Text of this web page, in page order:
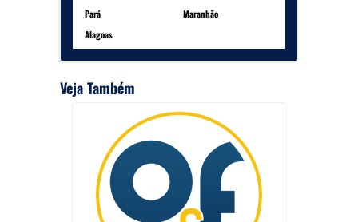
Pará
Maranhão
Alagoas
Veja Também